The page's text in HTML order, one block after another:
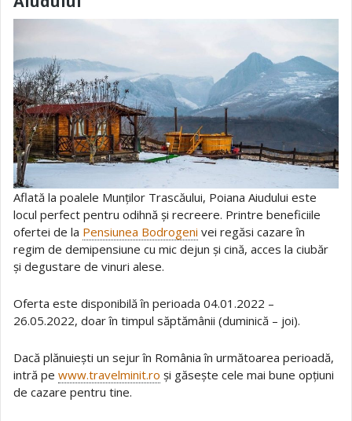
Aflată la poalele Munților Trascăului, Poiana Aiudului este
locul perfect pentru odihnă și recreere. Printre beneficiile
ofertei de la Pensiunea Bodrogeni vei regăsi cazare în
regim de demipensiune cu mic dejun și cină, acces la ciubăr
și degustare de vinuri alese.
Oferta este disponibilă în perioada 04.01.2022 –
26.05.2022, doar în timpul săptămânii (duminică – joi).
Dacă plănuiești un sejur în România în următoarea perioadă,
intră pe www.travelminit.ro și găsește cele mai bune opțiuni
de cazare pentru tine.